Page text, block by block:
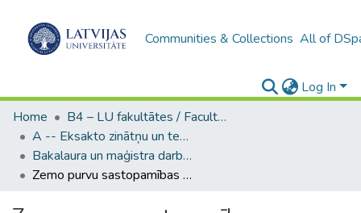
Communities & Collections All of
Log In
Home
B4 – LU fakultātes / Faculties of the UL
A -- Eksakto zinātņu un tehnoloģiju fakultāte / Faculty of Science and Technology
Bakalaura un maģistra darbi (EZTF) / Bachelor's and Master's theses
Zemo purvu sastopamības un apsaimniekošanas izmaiņas pēdējo 100 gadu laikā Upmalas paugurlīdzenumā